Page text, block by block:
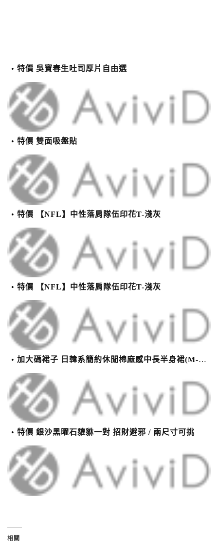
特價 吳寶春生吐司厚片自由選
特價 雙面吸盤貼
特價 【NFL】中性落肩隊伍印花T-淺灰
特價 【NFL】中性落肩隊伍印花T-淺灰
加大碼裙子 日韓系簡約休閒棉麻感中長半身裙(M-2XL)【XMS54038】＊艾美時尚(現+預)
特價 銀沙黑曜石貔貅一對 招財避邪 / 兩尺寸可挑
相關